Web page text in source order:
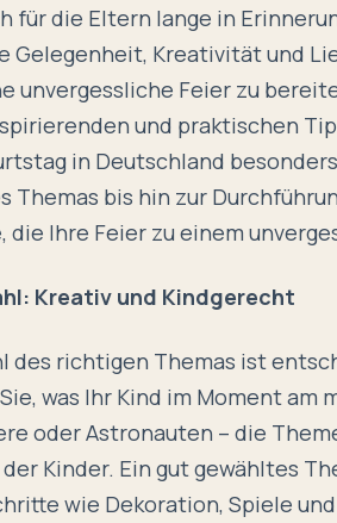
für die Eltern lange in
Gelegenheit, Kreativität und
unvergessliche Feier zu
und praktischen
in Deutschland
Themas bis hin zur
die Ihre Feier zu einem
Kreativ und Kindgerecht
des richtigen Themas ist
was Ihr Kind im Moment am
oder Astronauten – die
Kinder. Ein gut gewähltes
wie Dekoration, Spiele